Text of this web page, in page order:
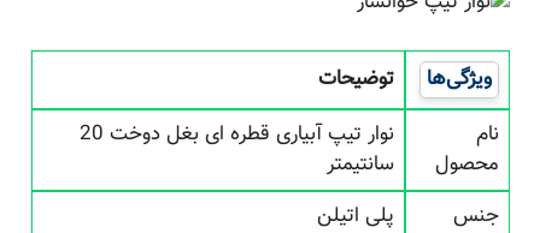
ویژگی‌ها
توضیحات
محصول
نوار تیپ آبیاری قطره ای بغل دوخت 20
سانتیمتر
جنس
پلی اتیلن